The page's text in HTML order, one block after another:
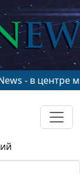
центре